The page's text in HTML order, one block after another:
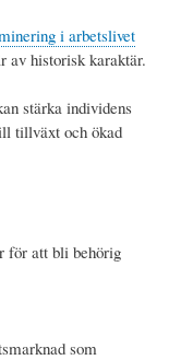
i arbetslivet
av historisk karaktär.
stärka individens
tillväxt och ökad
för att bli behörig
som